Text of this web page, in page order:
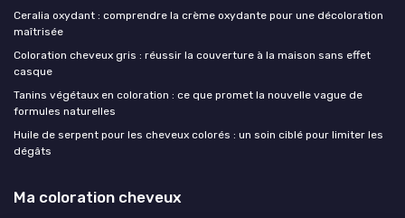
Ceralia oxydant : comprendre la crème oxydante pour une décoloration
maîtrisée
Coloration cheveux gris : réussir la couverture à la maison sans effet
casque
Tanins végétaux en coloration : ce que promet la nouvelle vague de
formules naturelles
Huile de serpent pour les cheveux colorés : un soin ciblé pour limiter les
dégâts
Ma coloration cheveux